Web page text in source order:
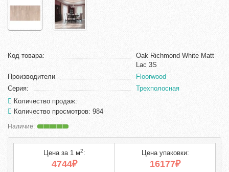
Код товара:
Oak Richmond White Matt
Lac 3S
Производители
Floorwood
Серия:
Трехполосная
Количество продаж:
Количество просмотров: 984
Цена за 1 м2:
4744₽
Цена упаковки:
16177₽